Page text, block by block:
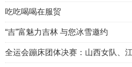
吃吃喝喝在服贸
“吉”富魅力吉林 与您冰雪邀约
全运会蹦床团体决赛：山西女队、